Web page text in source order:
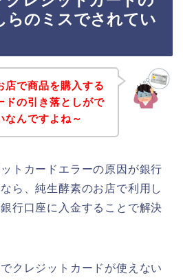
らのミスでされてい
店で商品を購入する
ドの引き落としがで
なんですよね～
トカードエラーの原因が銀行
ら、純生酵素のお店で利用し
行口座に入金することで解決
クレジットカードが使えない